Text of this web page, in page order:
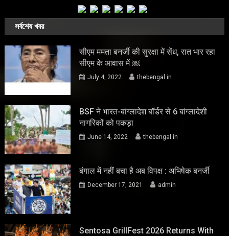
সর্বশেষ খবর
सीएम ममता बनर्जी की सुरक्षा में सेंध, रात भार रहा
सीएम के आवास में ￼
July 4, 2022 thebengal.in
BSF ने भारत-बांग्लादेश बॉर्डर से 6 बांग्लादेशी
नागरिकों को पकड़ा
June 14, 2022 thebengal.in
बंगाल में नहीं बचा है अब विपक्ष : अभिषेक बनर्जी
December 17, 2021 admin
Sentosa GrillFest 2026 Returns With